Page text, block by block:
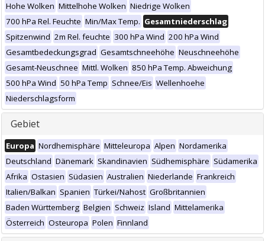
Hohe Wolken Mittelhohe Wolken Niedrige Wolken
700 hPa Rel. Feuchte Min/Max Temp. Gesamtniederschlag
Spitzenwind 2m Rel. feuchte 300 hPa Wind 200 hPa Wind
Gesamtbedeckungsgrad Gesamtschneehöhe Neuschneehöhe
Gesamt-Neuschnee Mittl. Wolken 850 hPa Temp. Abweichung
500 hPa Wind 50 hPa Temp Schnee/Eis Wellenhoehe
Niederschlagsform
Gebiet
Europa Nordhemisphäre Mitteleuropa Alpen Nordamerika
Deutschland Dänemark Skandinavien Südhemisphäre Südamerika
Afrika Ostasien Südasien Australien Niederlande Frankreich
Italien/Balkan Spanien Türkei/Nahost Großbritannien
Baden Württemberg Belgien Schweiz Island Mittelamerika
Österreich Osteuropa Polen Finnland